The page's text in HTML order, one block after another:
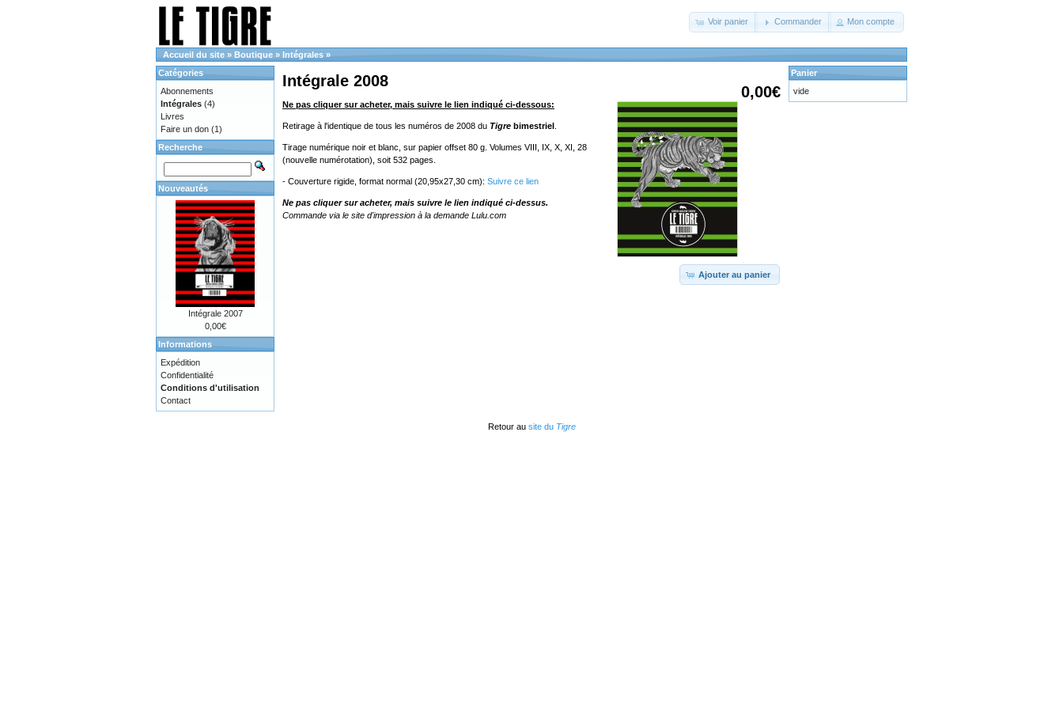
Voir panier Commander Mon compte
Accueil du site » Boutique » Intégrales »
0,00€
Intégrale 2008
Ne pas cliquer sur acheter, mais suivre le lien indiqué ci-dessous:
Retirage à l'identique de tous les numéros de 2008 du Tigre bimestriel
Tirage numérique noir et blanc, sur papier offset 80 g. Volumes VIII, IX, X, XI, 28
(nouvelle numérotation), soit 532 pages.
- Couverture rigide, format normal (20,95x27,30 cm): Suivre ce lien
Ne pas cliquer sur acheter, mais suivre le lien indiqué ci-dessus.
Commande via le site d'impression à la demande Lulu.com
Ajouter au panier
Catégories
Abonnements
Intégrales (4)
Livres
Faire un don (1)
Recherche
Nouveautés
Intégrale 2007
0,00€
Informations
Expédition
Confidentialité
Conditions d'utilisation
Contact
Panier
vide
Retour au site du Tigre